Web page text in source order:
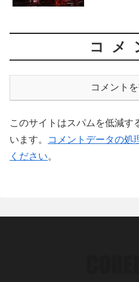
コメ
コメント
このサイトはスパムを低減す
います。
コメントデータの処
ください。